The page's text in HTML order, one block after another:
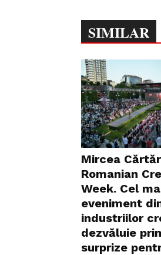
SIMILAR
Mircea
Romanian
Week. Cel
eveniment
industriilor
dezvăluie
surprize